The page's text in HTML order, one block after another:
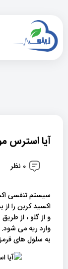
آیا
0 نظر
سیستم تنفسی
اکسید کربن را
و از گلو ، از
وارد ریه می
به سلول های